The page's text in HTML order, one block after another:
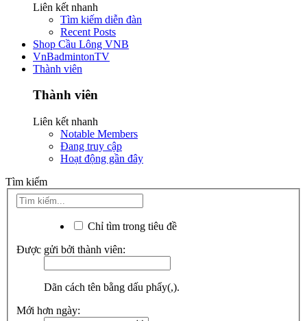
Liên kết nhanh
Tìm kiếm diễn đàn
Recent Posts
Shop Cầu Lông VNB
VnBadmintonTV
Thành viên
Thành viên
Liên kết nhanh
Notable Members
Đang truy cập
Hoạt động gần đây
Tìm kiếm
Chỉ tìm trong tiêu đề
Được gửi bởi thành viên:
Dãn cách tên bằng dấu phẩy(,).
Mới hơn ngày: